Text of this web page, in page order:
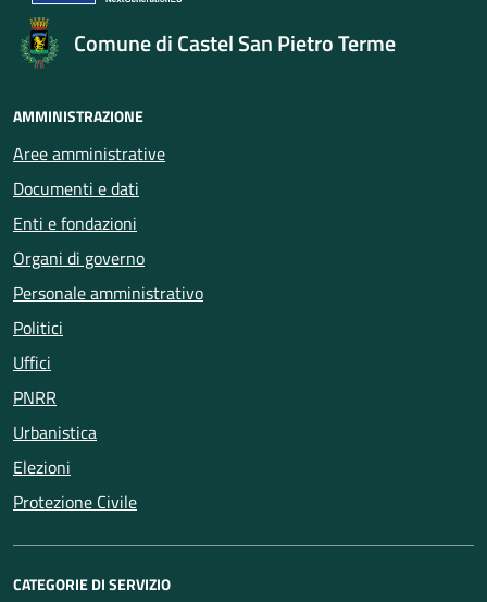
Comune di Castel San Pietro Terme
AMMINISTRAZIONE
Aree amministrative
Documenti e dati
Enti e fondazioni
Organi di governo
Personale amministrativo
Politici
Uffici
PNRR
Urbanistica
Elezioni
Protezione Civile
CATEGORIE DI SERVIZIO